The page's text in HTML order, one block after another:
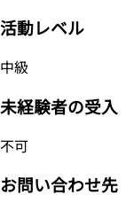
活動レベル
中級
未経験者の受入
不可
お問い合わせ先